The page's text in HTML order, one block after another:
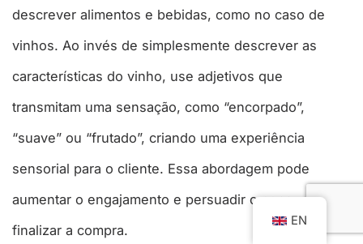
descrever alimentos e bebidas, como no caso de
vinhos. Ao invés de simplesmente descrever as
características do vinho, use adjetivos que
transmitam uma sensação, como “encorpado”,
“suave” ou “frutado”, criando uma experiência
sensorial para o cliente. Essa abordagem pode
aumentar o engajamento e persuadir o consumidor a
finalizar a compra.
EN